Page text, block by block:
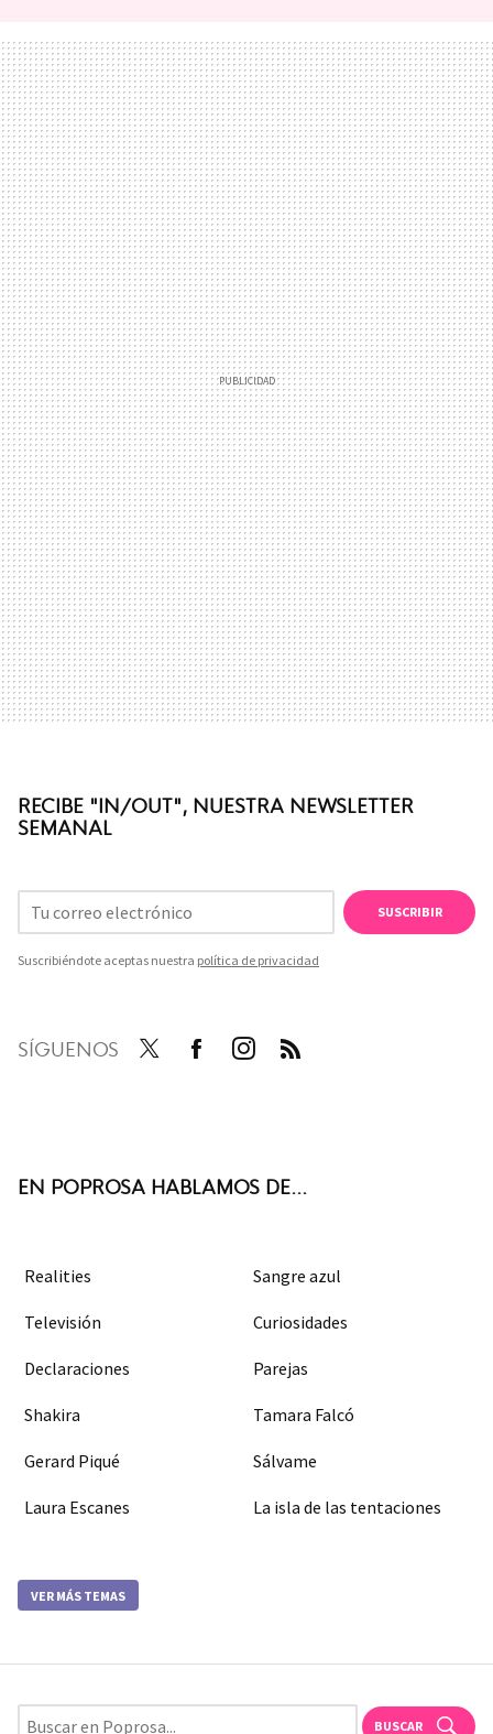
RECIBE "IN/OUT", NUESTRA NEWSLETTER
SEMANAL
SUSCRIBIR
Suscribiéndote aceptas nuestra política de privacidad
SÍGUENOS
EN POPROSA HABLAMOS DE...
Realities Sangre azul
Televisión Curiosidades
Declaraciones Parejas
Shakira Tamara Falcó
Gerard Piqué Sálvame
Laura Escanes La isla de las tentaciones
VER MÁS TEMAS
BUSCAR